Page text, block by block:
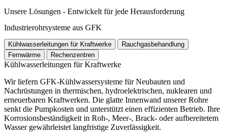
Unsere Lösungen - Entwickelt für jede Herausforderung
Industrierohrsysteme aus GFK
Kühlwasserleitungen für Kraftwerke
Rauchgasbehandlung
Fernwärme
Rechenzentren
Kühlwasserleitungen für Kraftwerke
Wir liefern GFK-Kühlwassersysteme für Neubauten und
Nachrüstungen in thermischen, hydroelektrischen, nuklearen und
erneuerbaren Kraftwerken. Die glatte Innenwand unserer Rohre
senkt die Pumpkosten und unterstützt einen effizienten Betrieb. Ihre
Korrosionsbeständigkeit in Roh-, Meer-, Brack- oder aufbereitetem
Wasser gewährleistet langfristige Zuverlässigkeit.